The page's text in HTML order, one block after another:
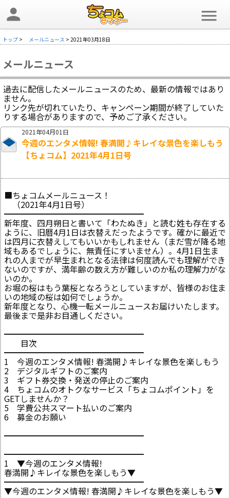
person menu
トップ > メールニュース > 2021年03月18日
メールニュース
過去に配信したメールニュースのため、最新の情報ではあり
ません。
リンク先が切れていたり、キャンペーン期間が終了していた
りする場合がありますので、予めご了承ください。
2021年04月01日
今週のエンタメ情報! 春満開♪キレイな景色を楽しもう
【ちょコム】2021年4月1日号
■ちょコムメールニュース！
（2021年4月1日号）
━━━━━━━━━━━━━━━━━
新年度、四月朔日と書いて「わたぬき」と読む姓も存在する
ように、旧暦4月1日は衣替えだったようです。確かに最近で
は四月に衣替えしてもいいかもしれません（まだ雪が降る地
域もあるでしょうに、無責任にすいません）。4月1日生ま
れの人までが早生まれとなる法律は何度読んでも理解ができ
ないのですが、満年齢の数え方が難しいのか私の理解力がな
いのか。
お堀の桜はもう葉桜となろうとしていますが、皆様のお住ま
いの地域の桜は如何でしょうか。
新年度となり、心機一転メールニュースお届けいたします。
最後まで是非お目通しください。
━━━━━━━━━━━━━━━━━
目次
━━━━━━━━━━━━━━━━━
1 今週のエンタメ情報! 春満開♪キレイな景色を楽しもう
2 デジタルギフトのご案内
3 ギフト券交換・発送の停止のご案内
4 ちょコムのオトクなサービス「ちょコムポイント」を
GETしませんか？
5 学費公共スマート払いのご案内
6 募金のお願い
━━━━━━━━━━━━━━━━━
━━━━━━━━━━━━━━━━━
1 ▼今週のエンタメ情報!
春満開♪キレイな景色を楽しもう▼
━━━━━━━━━━━━━━━━━
▼今週のエンタメ情報! 春満開♪キレイな景色を楽しもう▼